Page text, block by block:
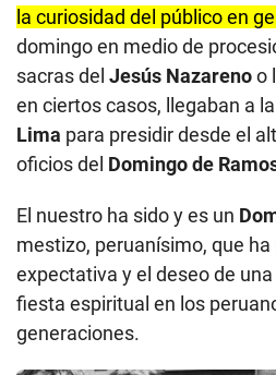
la curiosidad del público en
domingo en medio de
sacras del Jesús Nazarenoo
en ciertos casos, llegaban a
Lima para presidir desde el
oficios del Domingo de
El nuestro ha sido y es un
mestizo, peruanísimo, que
expectativa y el deseo de
fiesta espiritual en los
generaciones.